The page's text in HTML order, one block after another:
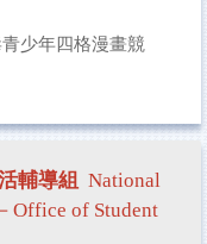
少年四格漫畫競
輔導組 National
Office of Student